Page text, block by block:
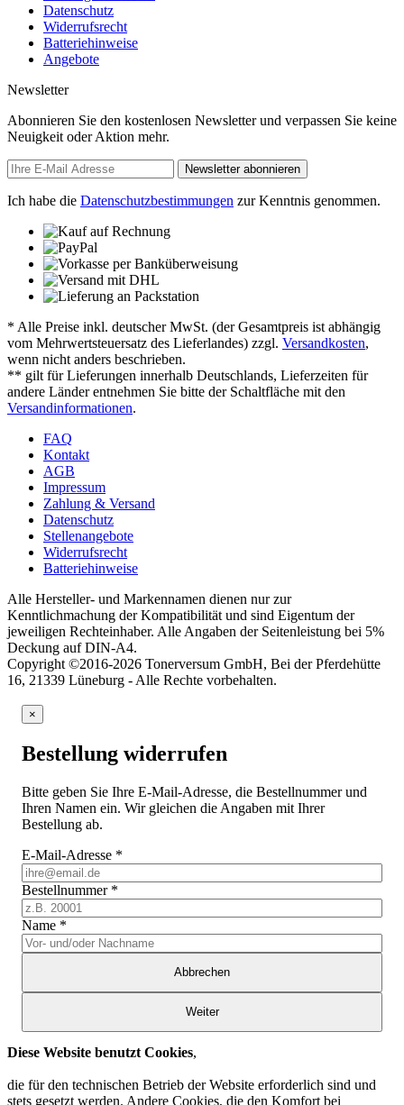
Datenschutz
Widerrufsrecht
Batteriehinweise
Angebote
Newsletter
Abonnieren Sie den kostenlosen Newsletter und verpassen Sie keine
Neuigkeit oder Aktion mehr.
Newsletter abonnieren
Ich habe die Datenschutzbestimmungen zur Kenntnis genommen.
* Alle Preise inkl. deutscher MwSt. (der Gesamtpreis ist abhängig
vom Mehrwertsteuersatz des Lieferlandes) zzgl. Versandkosten,
wenn nicht anders beschrieben.
** gilt für Lieferungen innerhalb Deutschlands, Lieferzeiten für
andere Länder entnehmen Sie bitte der Schaltfläche mit den
Versandinformationen.
FAQ
Kontakt
AGB
Impressum
Zahlung & Versand
Datenschutz
Stellenangebote
Widerrufsrecht
Batteriehinweise
Alle Hersteller- und Markennamen dienen nur zur
Kenntlichmachung der Kompatibilität und sind Eigentum der
jeweiligen Rechteinhaber. Alle Angaben der Seitenleistung bei 5%
Deckung auf DIN-A4.
Copyright ©2016-2026 Tonerversum GmbH, Bei der Pferdehütte
16, 21339 Lüneburg - Alle Rechte vorbehalten.
×
Bestellung widerrufen
Bitte geben Sie Ihre E-Mail-Adresse, die Bestellnummer und
Ihren Namen ein. Wir gleichen die Angaben mit Ihrer
Bestellung ab.
E-Mail-Adresse *
Bestellnummer *
Name *
Abbrechen
Weiter
Diese Website benutzt Cookies,
die für den technischen Betrieb der Website erforderlich sind und
stets gesetzt werden. Andere Cookies, die den Komfort bei